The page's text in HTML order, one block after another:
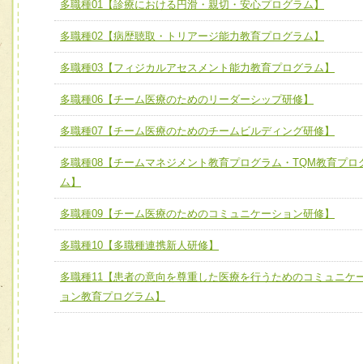
全人的医療を実践する医療人として、必要な基礎能力を身
ける
ユニット２ チーム医療構成力
必要に応じて柔軟に医療チームを組織し、強調できる
ユニット３ 多職種連携力
他職種の視点とスキルを学び、相互理解と連携を深める
チーム01【病院内横断的問題解決チーム】
チーム02【地域医療連携推進による高度医療を必要とする
宅患者等支援チーム】
チーム03【癌患者服薬サポートチーム】
チーム04【口腔ケアチーム】
チーム05【せん妄対策チーム】
チーム07【病院職員に対する院内感染対策教育チーム】
チーム08【地域関係機関と連携した小児リハビリテーショ
チーム】
チーム09【術前から始める周術期リハビリテーションチー
ム】
多職種01【診療における円滑・親切・安心プログラム】
多職種02【病歴聴取・トリアージ能力教育プログラム】
多職種03【フィジカルアセスメント能力教育プログラム】
多職種06【チーム医療のためのリーダーシップ研修】
多職種07【チーム医療のためのチームビルディング研修】
多職種08【チームマネジメント教育プログラム・TQM教育プロ
ム】
多職種09【チーム医療のためのコミュニケーション研修】
多職種10【多職種連携新人研修】
多職種11【患者の意向を尊重した医療を行うためのコミュニケ
ョン教育プログラム】